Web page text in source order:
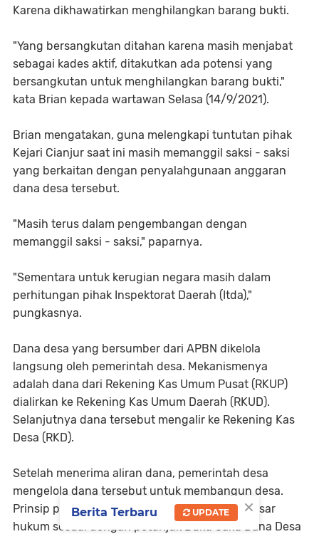
Karena dikhawatirkan menghilangkan barang bukti.
"Yang bersangkutan ditahan karena masih menjabat
sebagai kades aktif, ditakutkan ada potensi yang
bersangkutan untuk menghilangkan barang bukti,"
kata Brian kepada wartawan Selasa (14/9/2021).
Brian mengatakan, guna melengkapi tuntutan pihak
Kejari Cianjur saat ini masih memanggil saksi - saksi
yang berkaitan dengan penyalahgunaan anggaran
dana desa tersebut.
"Masih terus dalam pengembangan dengan
memanggil saksi - saksi," paparnya.
"Sementara untuk kerugian negara masih dalam
perhitungan pihak Inspektorat Daerah (Itda),"
pungkasnya.
Dana desa yang bersumber dari APBN dikelola
langsung oleh pemerintah desa. Mekanismenya
adalah dana dari Rekening Kas Umum Pusat (RKUP)
dialirkan ke Rekening Kas Umum Daerah (RKUD).
Selanjutnya dana tersebut mengalir ke Rekening Kas
Desa (RKD).
Setelah menerima aliran dana, pemerintah desa
mengelola dana tersebut untuk membangun desa.
Prinsip pengelolaannya mengacu azas dan dasar
hukum sesuai dengan petunjuk Buku Saku Dana Desa
×
Berita Terbaru UPDATE